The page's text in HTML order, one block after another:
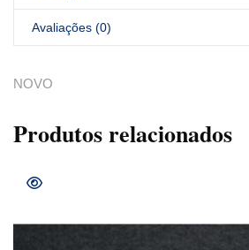
Avaliações (0)
NOVO
Produtos relacionados